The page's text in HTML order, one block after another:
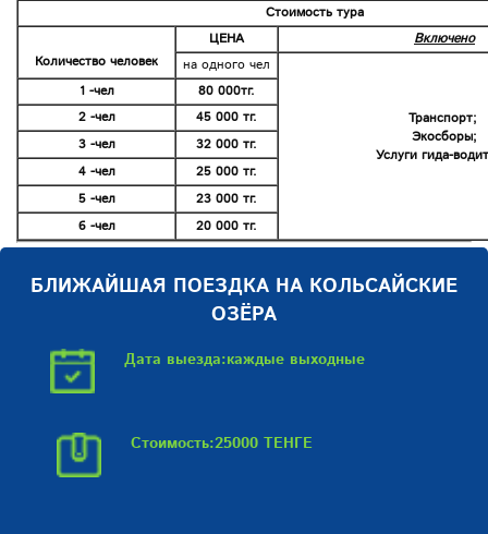
Стоимость тура
Количество человек
ЦЕНА
Включено
на одного чел
Транспорт;
Экосборы;
Услуги гида-
1 -чел
80 000тг.
2 -чел
45 000 тг.
3 -чел
32 000 тг.
4 -чел
25 000 тг.
5 -чел
23 000 тг.
6 -чел
20 000 тг.
БЛИЖАЙШАЯ ПОЕЗДКА НА КОЛЬСАЙСКИЕ
ОЗЁРА
Дата выезда:каждые выходные
Стоимость:25000 ТЕНГЕ